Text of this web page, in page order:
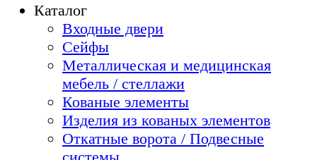
Каталог
Входные двери
Сейфы
Металлическая и медицинская
мебель / стеллажи
Кованые элементы
Изделия из кованых элементов
Откатные ворота / Подвесные